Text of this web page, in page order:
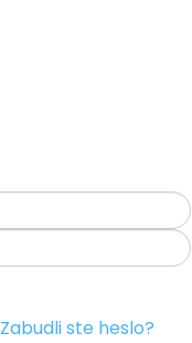
Zabudli ste heslo?